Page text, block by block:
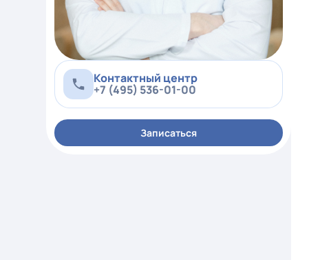
Контактный центр
+7 (495) 536-01-00
Записаться